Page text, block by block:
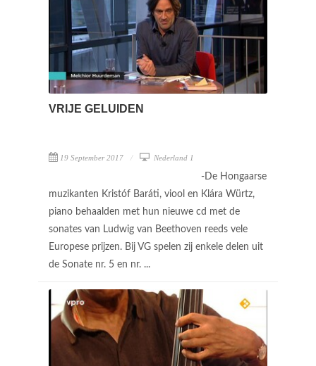
VRIJE GELUIDEN
19 September 2017 Nederland 1
-De Hongaarse
muzikanten Kristóf Baráti, viool en Klára Würtz,
piano behaalden met hun nieuwe cd met de
sonates van Ludwig van Beethoven reeds vele
Europese prijzen. Bij VG spelen zij enkele delen uit
de Sonate nr. 5 en nr. ...